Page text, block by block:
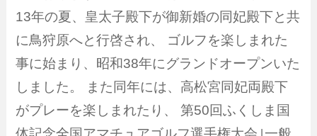
13年の夏、皇太子殿下が御新婚の同妃殿下と共
に鳥狩原へと行啓され、 ゴルフを楽しまれた
事に始まり、昭和38年にグランドオープンいた
しました。 また同年には、高松宮同妃両殿下
がプレーを楽しまれたり、 第50回ふくしま国